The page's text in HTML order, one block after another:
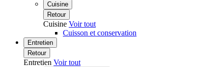
Cuisine
Retour
Cuisine Voir tout
Cuisson et conservation
Entretien
Retour
Entretien Voir tout